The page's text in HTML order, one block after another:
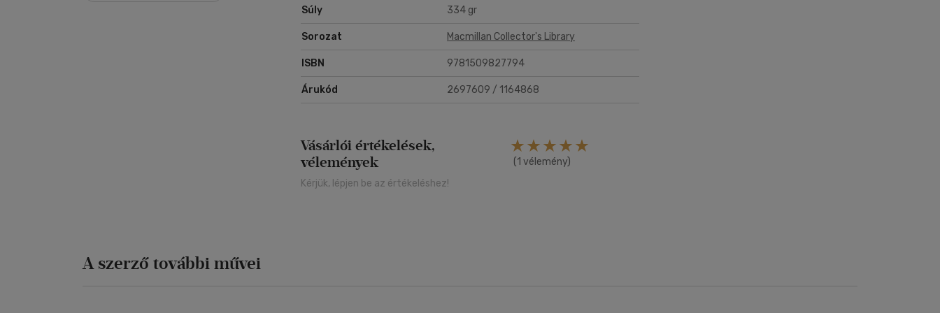
Súly 334 gr
Sorozat Macmillan Collector's Library
ISBN 9781509827794
Árukód 2697609 / 1164868
Vásárlói értékelések,
vélemények
(1 vélemény)
Kérjük, lépjen be az értékeléshez!
A szerző további művei